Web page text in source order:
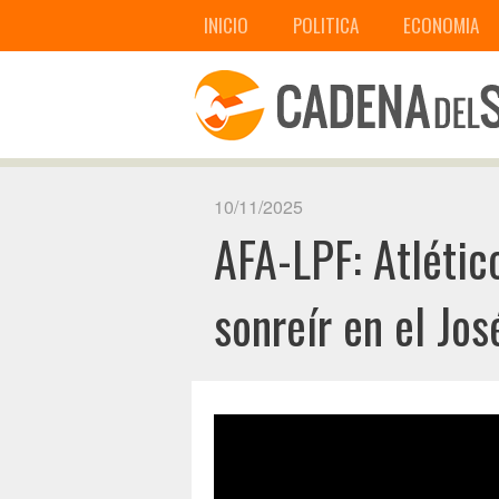
INICIO POLITICA ECONOMIA
10/11/2025
AFA-LPF:
sonreír en el